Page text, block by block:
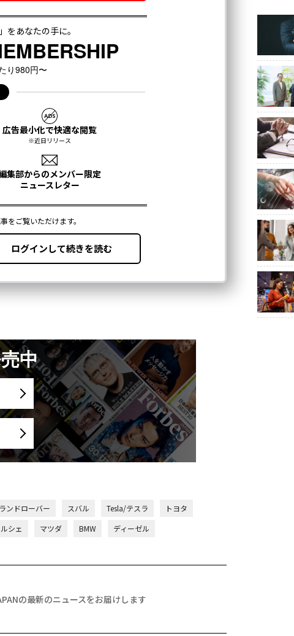
中
ランドローバー スバル Tesla/テスラ
トヨタ
シェ マツダ BMW ディーゼル
の最新のニュースをお届けします